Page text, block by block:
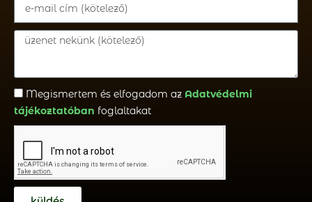
Megismertem és elfogadom az Adatvédelmi
tájékoztatóban foglaltakat